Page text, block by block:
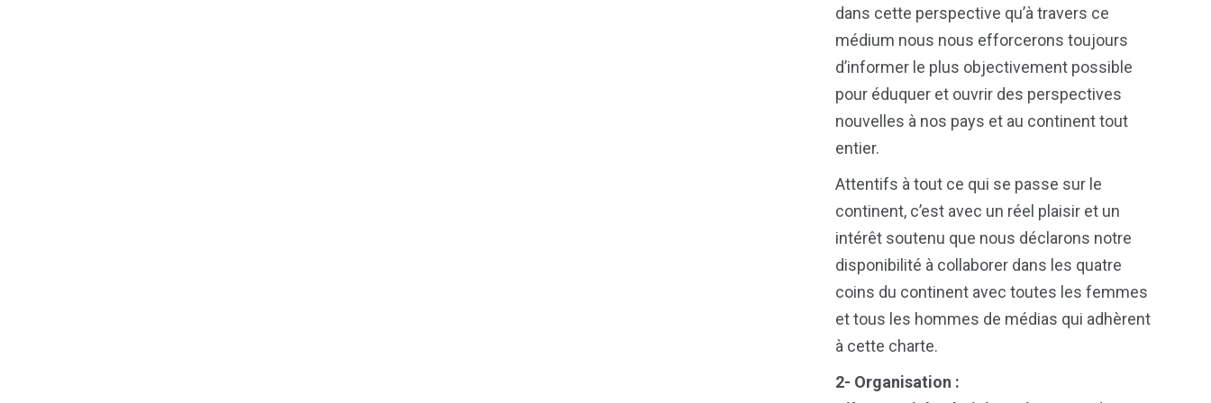
dans cette perspective qu’à travers ce
médium nous nous efforcerons toujours
d’informer le plus objectivement possible
pour éduquer et ouvrir des perspectives
nouvelles à nos pays et au continent tout
entier.
Attentifs à tout ce qui se passe sur le
continent, c’est avec un réel plaisir et un
intérêt soutenu que nous déclarons notre
disponibilité à collaborer dans les quatre
coins du continent avec toutes les femmes
et tous les hommes de médias qui adhèrent
à cette charte.
2- Organisation :